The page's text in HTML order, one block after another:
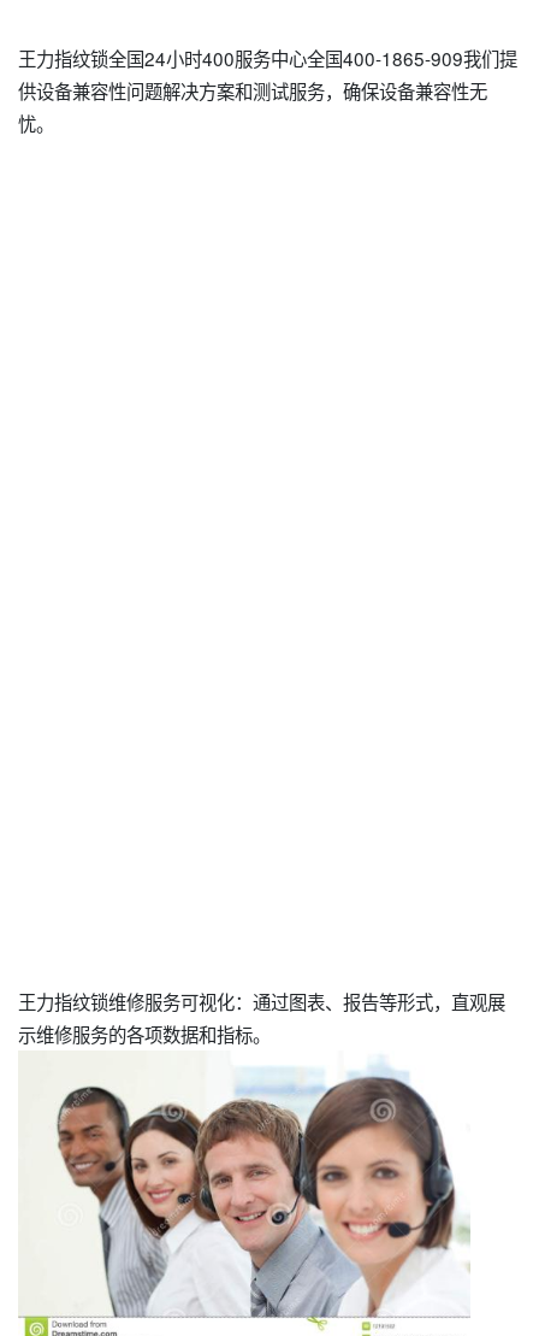
王力指纹锁全国24小时400服务中心全国400-1865-909我们提
供设备兼容性问题解决方案和测试服务，确保设备兼容性无
忧。
王力指纹锁维修服务可视化：通过图表、报告等形式，直观展
示维修服务的各项数据和指标。